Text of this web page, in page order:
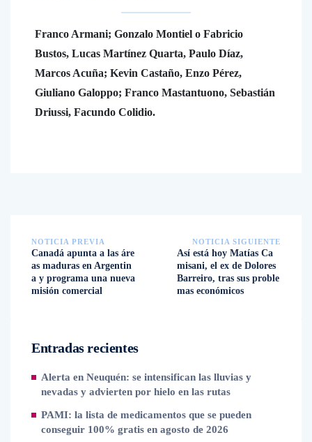
Franco Armani; Gonzalo Montiel o Fabricio
Bustos, Lucas Martínez Quarta, Paulo Díaz,
Marcos Acuña; Kevin Castaño, Enzo Pérez,
Giuliano Galoppo; Franco Mastantuono, Sebastián
Driussi, Facundo Colidio.
NOTICIA PREVIA
Canadá apunta a las áre
as maduras en Argentin
a y programa una nueva
misión comercial
NOTICIA SIGUIENTE
Así está hoy Matías Ca
misani, el ex de Dolores
Barreiro, tras sus proble
mas económicos
Entradas recientes
Alerta en Neuquén: se intensifican las lluvias y
nevadas y advierten por hielo en las rutas
PAMI: la lista de medicamentos que se pueden
conseguir 100% gratis en agosto de 2026